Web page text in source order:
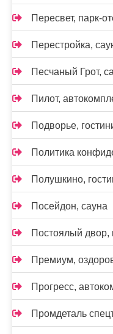
Пересвет, парк-
Перестройка,
Песчаный Грот,
Пилот,
Подворье,
Политика
Полушкино,
Посейдон, сауна
Постоялый двор,
Премиум,
Прогресс,
Промдеталь